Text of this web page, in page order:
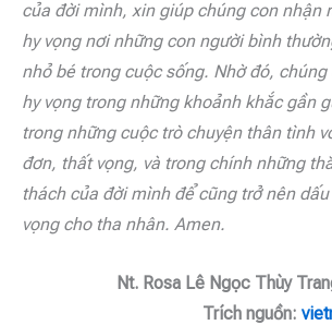
của đời mình, xin giúp chúng con nhận
hy vọng nơi những con người bình
nhỏ bé trong cuộc sống. Nhờ đó,
hy vọng trong những khoảnh khắc gần
trong những cuộc trò chuyện thân tình
đơn, thất vọng, và trong chính những
thách của đời mình để cũng trở nên
vọng cho tha nhân. Amen.
Nt. Rosa Lê Ngọc Thùy
Trích nguồn: